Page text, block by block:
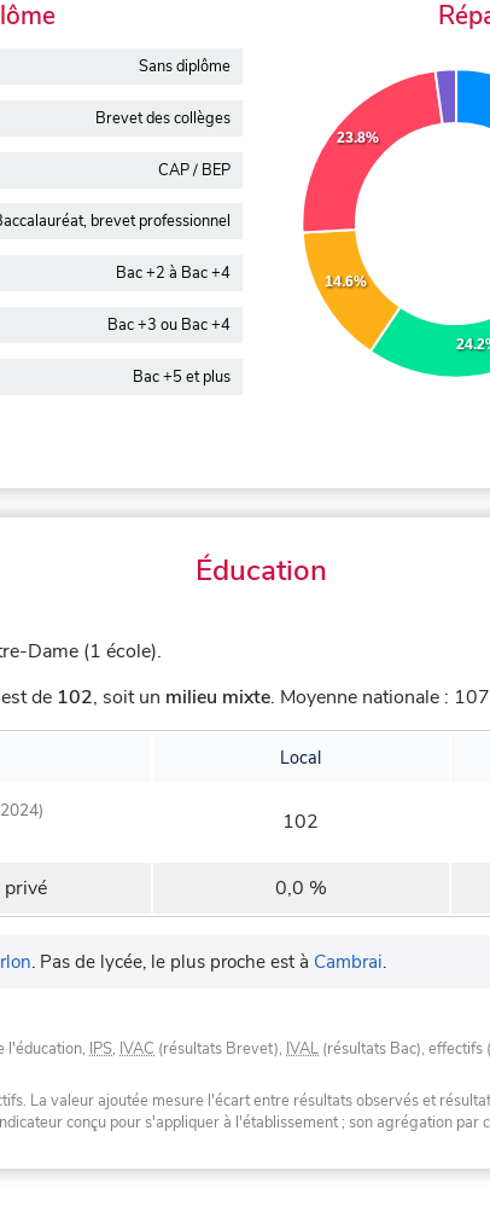
Sans diplôme
Brevet des collèges
CAP / BEP
brevet professionnel
Bac +2 à Bac +4
Bac +3 ou Bac +4
Bac +5 et plus
14.6%
23.8%
Éducation
Dame (1 école).
de 102, soit un milieu mixte. Moyenne nationale :
Local
102
privé 0,0 %
. Pas de lycée, le plus proche est à Cambrai.
l'éducation, IPS, IVAC (résultats Brevet), IVAL (résultats Bac), effectifs
La valeur ajoutée mesure l'écart entre résultats observés et
conçu pour s'appliquer à l'établissement ; son agrégation par